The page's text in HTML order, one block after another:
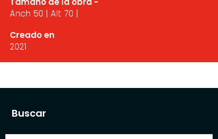
Buscar
Anch 50 | Alt 70 |
Creado en
2021